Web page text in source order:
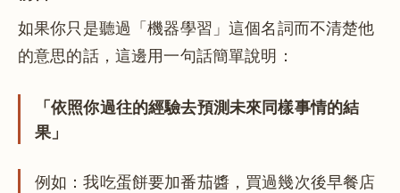
如果你只是聽過「機器學習」這個名詞而不清楚他
的意思的話，這邊用一句話簡單說明：
「依照你過往的經驗去預測未來同樣事情的結
果」
例如：我吃蛋餅要加番茄醬，買過幾次後早餐店